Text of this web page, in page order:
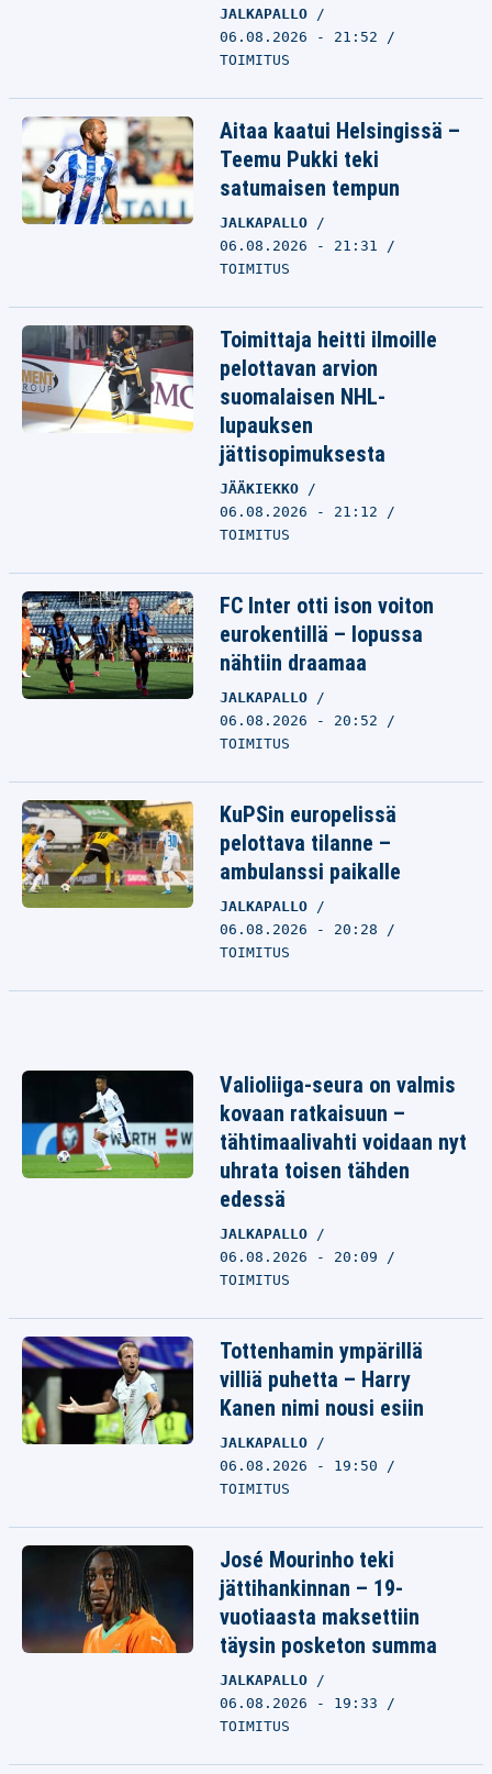
JALKAPALLO
06.08.2026 - 21:52
TOIMITUS
Aitaa kaatui Helsingissä –
Teemu Pukki teki
satumaisen tempun
JALKAPALLO
06.08.2026 - 21:31
TOIMITUS
Toimittaja heitti ilmoille
pelottavan arvion
suomalaisen NHL-
lupauksen
jättisopimuksesta
JÄÄKIEKKO
06.08.2026 - 21:12
TOIMITUS
FC Inter otti ison voiton
eurokentillä – lopussa
nähtiin draamaa
JALKAPALLO
06.08.2026 - 20:52
TOIMITUS
KuPSin europelissä
pelottava tilanne –
ambulanssi paikalle
JALKAPALLO
06.08.2026 - 20:28
TOIMITUS
Valioliiga-seura on valmis
kovaan ratkaisuun –
tähtimaalivahti voidaan nyt
uhrata toisen tähden
edessä
JALKAPALLO
06.08.2026 - 20:09
TOIMITUS
Tottenhamin ympärillä
villiä puhetta – Harry
Kanen nimi nousi esiin
JALKAPALLO
06.08.2026 - 19:50
TOIMITUS
José Mourinho teki
jättihankinnan – 19-
vuotiaasta maksettiin
täysin posketon summa
JALKAPALLO
06.08.2026 - 19:33
TOIMITUS